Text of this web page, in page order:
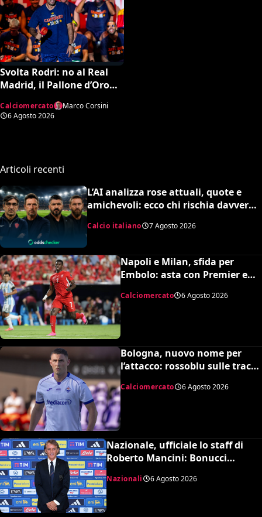
Svolta Rodri: no al Real
Madrid, il Pallone d’Oro
milioni
Calciomercato
Marco Corsini
6 Agosto 2026
Articoli recenti
L’AI analizza rose attuali, quote e
amichevoli: ecco chi rischia davvero
un’insospettabile
Calcio italiano 7 Agosto 2026
Napoli e Milan, sfida per
Embolo: asta con Premier e
MLS, il prezzo
Calciomercato 6 Agosto 2026
Bologna, nuovo nome per
l’attacco: rossoblu sulle tracce
Calciomercato 6 Agosto 2026
Nazionale, ufficiale lo staff di
Roberto Mancini: Bonucci
Nazionali 6 Agosto 2026